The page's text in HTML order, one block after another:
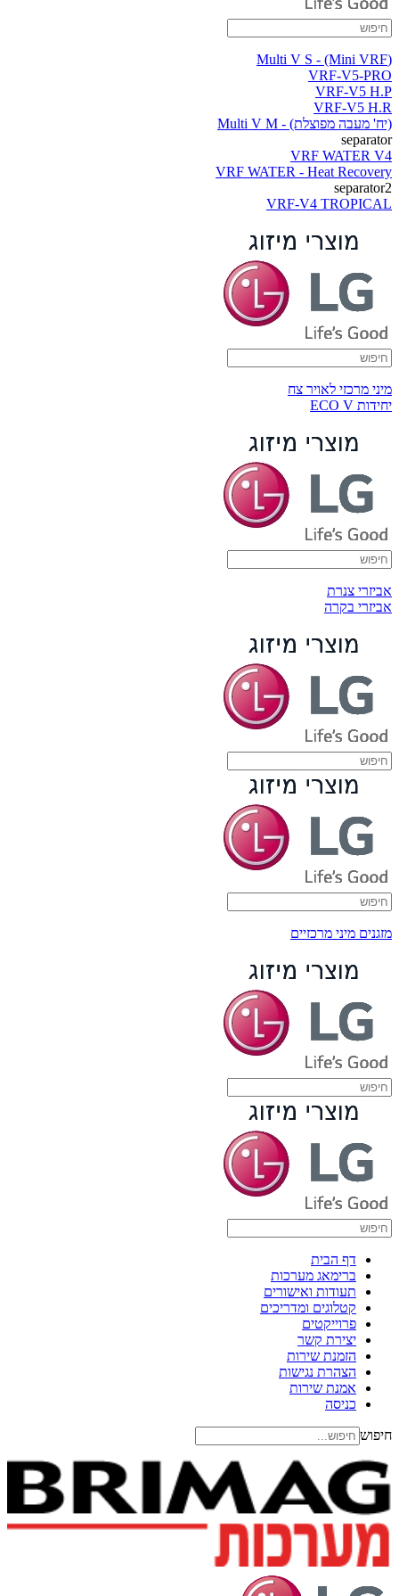
(Multi V S - (Mini VRF
VRF-V5-PRO
VRF-V5 H.P
VRF-V5 H.R
(יח' מעבה מפוצלת) - Multi V M
separator
VRF WATER V4
VRF WATER - Heat Recovery
separator2
VRF-V4 TROPICAL
מיני מרכזי לאויר צח
יחידות ECO V
אביזרי צנרת
אביזרי בקרה
מזגנים מיני מרכזיים
דף הבית
ברימאג מערכות
תעודות ואישורים
קטלוגים ומדריכים
פרוייקטים
יצירת קשר
הזמנת שירות
הצהרת נגישות
אמנת שירות
כניסה
חיפוש